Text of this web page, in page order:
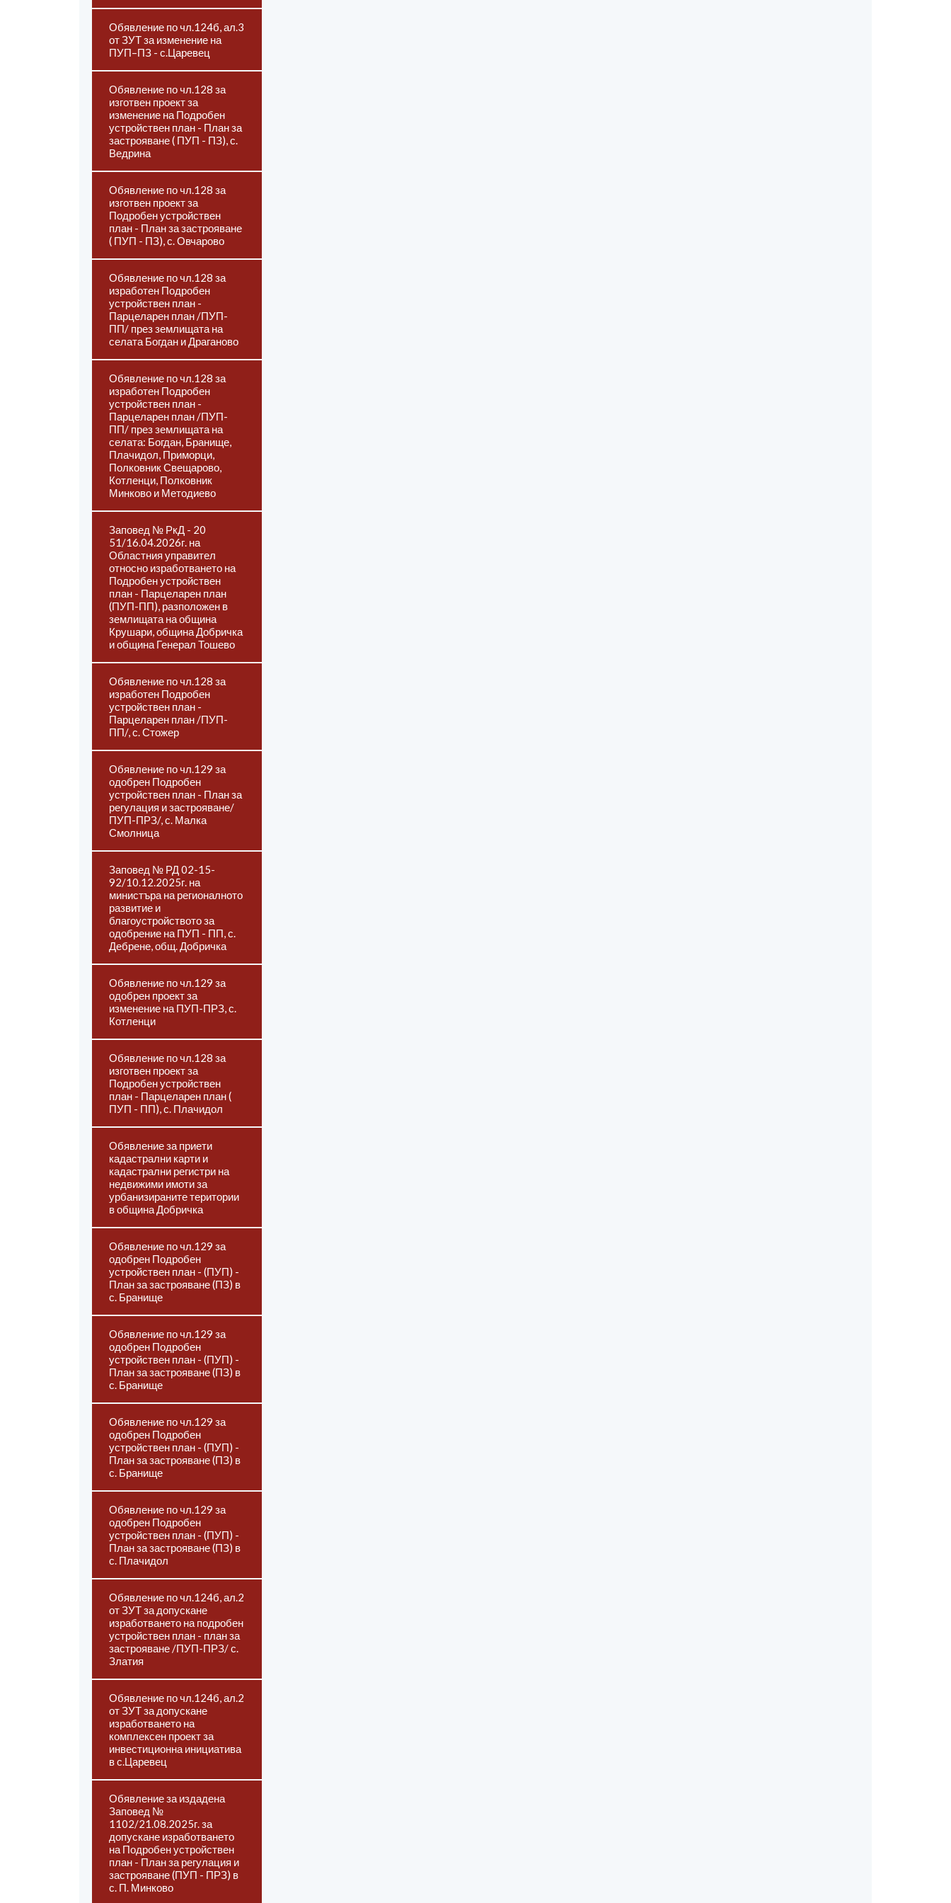
Обявление по чл.124б, ал.3
от ЗУТ за изменение на
ПУП–ПЗ - с.Царевец
Обявление по чл.128 за
изготвен проект за
изменение на Подробен
устройствен план - План за
застрояване ( ПУП - ПЗ), с.
Ведрина
Обявление по чл.128 за
изготвен проект за
Подробен устройствен
план - План за застрояване
( ПУП - ПЗ), с. Овчарово
Обявление по чл.128 за
изработен Подробен
устройствен план -
Парцеларен план /ПУП-
ПП/ през землищата на
селата Богдан и Драганово
Обявление по чл.128 за
изработен Подробен
устройствен план -
Парцеларен план /ПУП-
ПП/ през землищата на
селата: Богдан, Бранище,
Плачидол, Приморци,
Полковник Свещарово,
Котленци, Полковник
Минково и Методиево
Заповед № РкД - 20
51/16.04.2026г. на
Областния управител
относно изработването на
Подробен устройствен
план - Парцеларен план
(ПУП-ПП), разположен в
землищата на община
Крушари, община Добричка
и община Генерал Тошево
Обявление по чл.128 за
изработен Подробен
устройствен план -
Парцеларен план /ПУП-
ПП/, с. Стожер
Обявление по чл.129 за
одобрен Подробен
устройствен план - План за
регулация и застрояване/
ПУП-ПРЗ/, с. Малка
Смолница
Заповед № РД 02-15-
92/10.12.2025г. на
министъра на регионалното
развитие и
благоустройството за
одобрение на ПУП - ПП, с.
Дебрене, общ. Добричка
Обявление по чл.129 за
одобрен проект за
изменение на ПУП-ПРЗ, с.
Котленци
Обявление по чл.128 за
изготвен проект за
Подробен устройствен
план - Парцеларен план (
ПУП - ПП), с. Плачидол
Обявление за приети
кадастрални карти и
кадастрални регистри на
недвижими имоти за
урбанизираните територии
в община Добричка
Обявление по чл.129 за
одобрен Подробен
устройствен план - (ПУП) -
План за застрояване (ПЗ) в
с. Бранище
Обявление по чл.129 за
одобрен Подробен
устройствен план - (ПУП) -
План за застрояване (ПЗ) в
с. Бранище
Обявление по чл.129 за
одобрен Подробен
устройствен план - (ПУП) -
План за застрояване (ПЗ) в
с. Бранище
Обявление по чл.129 за
одобрен Подробен
устройствен план - (ПУП) -
План за застрояване (ПЗ) в
с. Плачидол
Обявление по чл.124б, ал.2
от ЗУТ за допускане
изработването на подробен
устройствен план - план за
застрояване /ПУП-ПРЗ/ с.
Златия
Обявление по чл.124б, ал.2
от ЗУТ за допускане
изработването на
комплексен проект за
инвестиционна инициатива
в с.Царевец
Обявление за издадена
Заповед №
1102/21.08.2025г. за
допускане изработването
на Подробен устройствен
план - План за регулация и
застрояване (ПУП - ПРЗ) в
с. П. Минково